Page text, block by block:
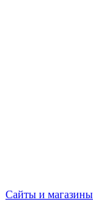
Сайты и магазины